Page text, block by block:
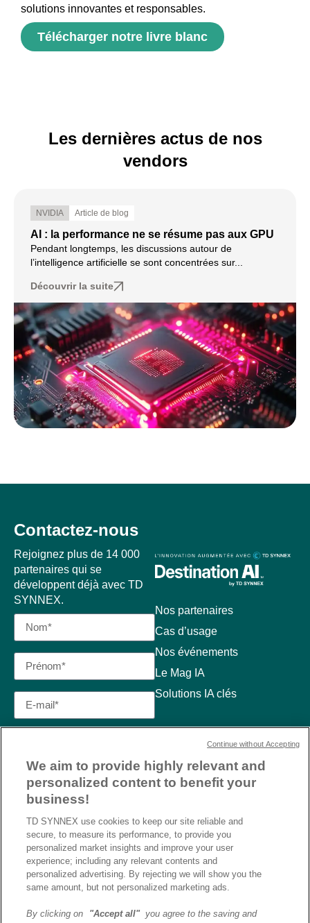
solutions innovantes et responsables.
Télécharger notre livre blanc
Les dernières actus de nos
vendors
NVIDIA Article de blog
AI : la performance ne se résume pas aux GPU
Pendant longtemps, les discussions autour de
l’intelligence artificielle se sont concentrées sur...
Découvrir la suite
Nos partenaires
Cas d’usage
Nos événements
Le Mag IA
Solutions IA clés
Contactez-nous
Rejoignez plus de 14 000
partenaires qui se
développent déjà avec TD
SYNNEX.
We aim to provide highly relevant and
personalized content to benefit your
business!
TD SYNNEX use cookies to keep our site reliable and
secure, to measure its performance, to provide you
personalized market insights and improve your user
experience; including any relevant contents and
personalized advertising. By rejecting we will show you the
same amount, but not personalized marketing ads.
By clicking on "Accept all"you agree to the saving and
Continue without Accepting